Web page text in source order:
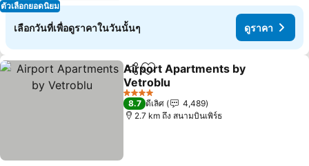
ตัวเลือกยอดนิยม
เลือกวันที่เพื่อดูราคาในวันนั้นๆ ดูราคา
แชร์ เพิ่มในรายการโปรด
Airport Apartments by
Vetroblu
ดูราคา
4 ดาว
8.7 ดีเลิศ
4,489
2.7 km ถึง สนามบินเพิร์ธ